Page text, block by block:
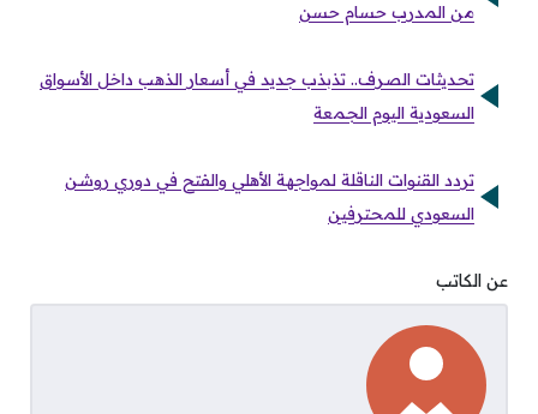
من المدرب حسام حسن
تحديثات الصرف.. تذبذب جديد في أسعار الذهب داخل الأسواق
السعودية اليوم الجمعة
تردد القنوات الناقلة لمواجهة الأهلي والفتح في دوري روشن
السعودي للمحترفين
عن الكاتب